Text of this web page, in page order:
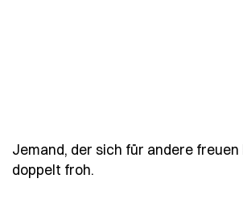
Jemand, der sich für andere freuen
doppelt froh.